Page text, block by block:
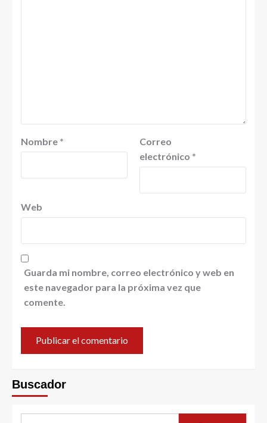
Nombre *
Correo
electrónico *
Web
Guarda mi nombre, correo electrónico y web en
este navegador para la próxima vez que
comente.
Buscador